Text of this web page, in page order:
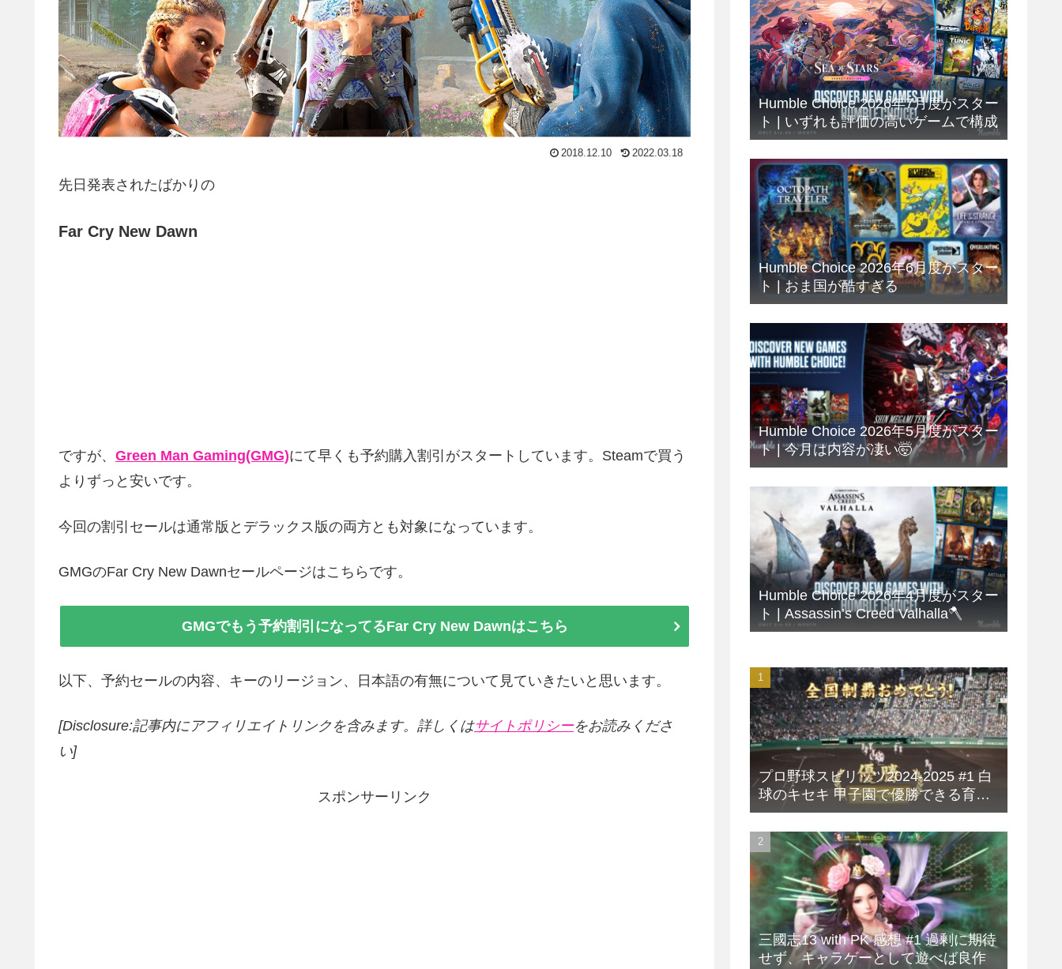
2018.12.10 2022.03.18
先日発表されたばかりの
Far Cry New Dawn
ですが、 Green Man Gaming(GMG)にて早くも予約購入割引がスタートしています。Steamで買う
よりずっと安いです。
今回の割引セールは通常版とデラックス版の両方とも対象になっています。
GMGのFar Cry New Dawnセールページはこちらです。
GMGでもう予約割引になってるFar Cry New Dawnはこちら
以下、予約セールの内容、キーのリージョン、日本語の有無について見ていきたいと思います。
[Disclosure:記事内にアフィリエイトリンクを含みます。詳しくはサイトポリシーをお読みくださ
い]
スポンサーリンク
Humble Choice 2026年7月度がスター
ト | いずれも評価の高いゲームで構成
Humble Choice 2026年6月度がスター
ト | おま国が酷すぎる
Humble Choice 2026年5月度がスター
ト | 今月は内容が凄い🤯
Humble Choice 2026年4月度がスター
ト | Assassin’s Creed Valhalla🪓
プロ野球スピリッツ2024-2025 #1 白
球のキセキ 甲子園で優勝できる育成
方法
三國志13 with PK 感想 #1 過剰に期待
せず、キャラゲーとして遊べば良作